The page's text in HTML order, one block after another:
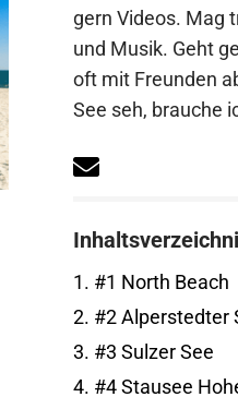
gern Videos. Mag
und Musik. Geht
oft mit Freunden
See seh, brauche
1. #1 North Beach
2. #2 Alperstedter
3. #3 Sulzer See
4. #4 Stausee